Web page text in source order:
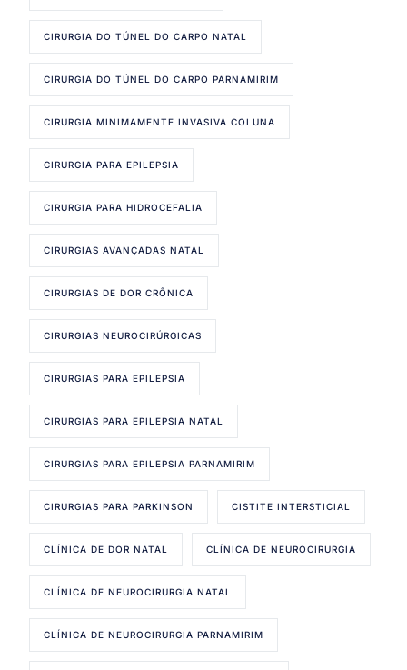
CIRURGIA DO TÚNEL DO CARPO NATAL
CIRURGIA DO TÚNEL DO CARPO PARNAMIRIM
CIRURGIA MINIMAMENTE INVASIVA COLUNA
CIRURGIA PARA EPILEPSIA
CIRURGIA PARA HIDROCEFALIA
CIRURGIAS AVANÇADAS NATAL
CIRURGIAS DE DOR CRÔNICA
CIRURGIAS NEUROCIRÚRGICAS
CIRURGIAS PARA EPILEPSIA
CIRURGIAS PARA EPILEPSIA NATAL
CIRURGIAS PARA EPILEPSIA PARNAMIRIM
CIRURGIAS PARA PARKINSON CISTITE INTERSTICIAL
CLÍNICA DE DOR NATAL CLÍNICA DE NEUROCIRURGIA
CLÍNICA DE NEUROCIRURGIA NATAL
CLÍNICA DE NEUROCIRURGIA PARNAMIRIM